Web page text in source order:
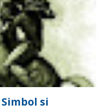
si